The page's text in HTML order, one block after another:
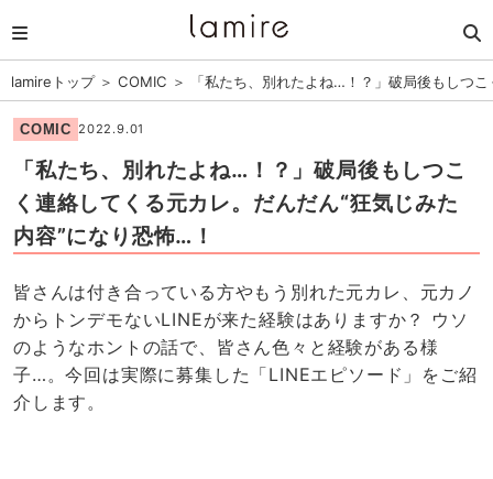
lamireトップ＞ COMIC ＞ 「私たち、別れたよね…！？」破局後もしつ
COMIC 2022.9.01
「私たち、別れたよね…！？」破局後もしつこ
く連絡してくる元カレ。だんだん“狂気じみた
内容”になり恐怖…！
皆さんは付き合っている方やもう別れた元カレ、元カノ
からトンデモないLINEが来た経験はありますか？ ウソ
のようなホントの話で、皆さん色々と経験がある様
子…。今回は実際に募集した「LINEエピソード」をご紹
介します。